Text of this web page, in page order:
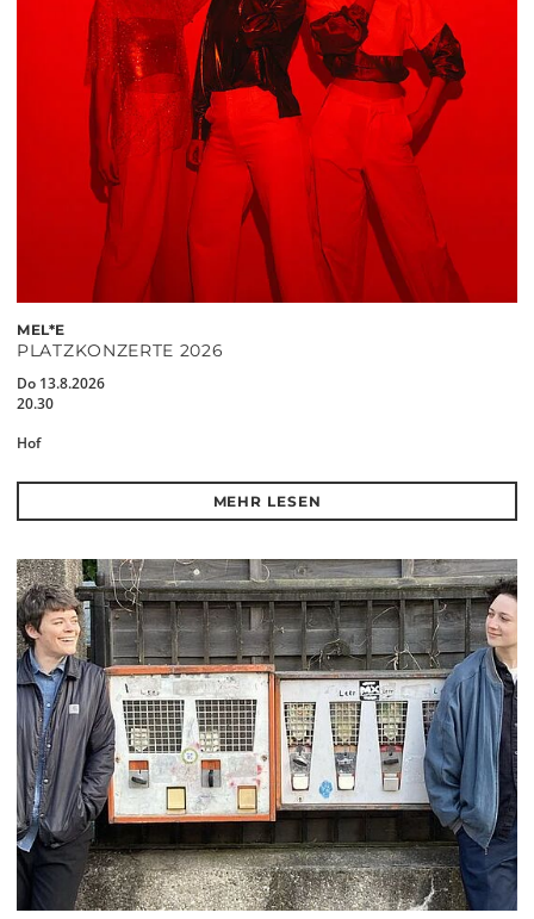
MEL*E
PLATZKONZERTE 2026
Do 13.8.2026
20.30
Hof
MEHR LESEN